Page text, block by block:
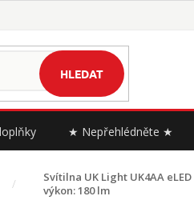
HLEDAT
★ Nepřehlédněte ★
Svítilna UK Light UK4AA
výkon: 180 lm